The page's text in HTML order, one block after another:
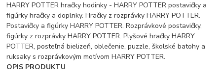
HARRY POTTER hračky hodinky - HARRY POTTER postavičky a
figúrky hračky a doplnky. Hračky z rozprávky HARRY POTTER.
Postavičky a figúrky HARRY POTTER. Rozprávkové postavičky,
figúrky z rozprávky HARRY POTTER. Plyšové hračky HARRY
POTTER, posteľná bielizeň, oblečenie, puzzle, školské batohy a
ruksaky s rozprávkovým motívom HARRY POTTER.
OPIS PRODUKTU